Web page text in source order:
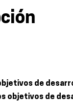
de
objetivos de